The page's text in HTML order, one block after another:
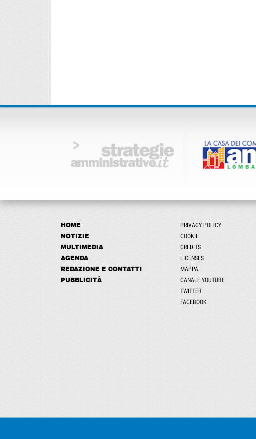
HOME
NOTIZIE
MULTIMEDIA
AGENDA
REDAZIONE E CONTATTI
PUBBLICITÀ
PRIVACY POLICY
COOKIE
CREDITS
LICENSES
MAPPA
CANALE YOUTUBE
TWITTER
FACEBOOK